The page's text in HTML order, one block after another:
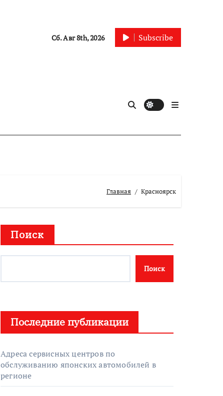
Сб. Авг 8th, 2026 Subscribe
Главная Красноярск
Поиск
Поиск
Последние публикации
Адреса сервисных центров по
обслуживанию японских автомобилей в
регионе